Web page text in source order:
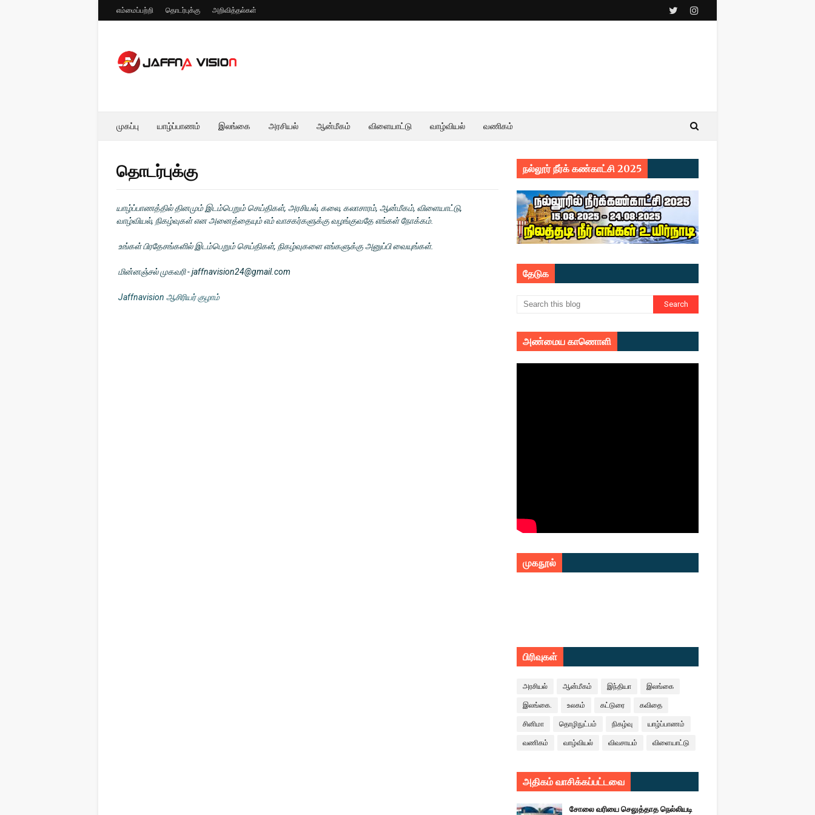
எம்மைப்பற்றி தொடர்புக்கு அறிவித்தல்கள்
முகப்பு யாழ்ப்பாணம் இலங்கை அரசியல் ஆன்மீகம் விளையாட்டு வாழ்வியல் வணிகம்
தொடர்புக்கு
யாழ்ப்பாணத்தில் தினமும் இடம்பெறும் செய்திகள், அரசியல், கலை, கலாசாரம், ஆன்மீகம், விளையாட்டு,
வாழ்வியல், நிகழ்வுகள் என அனைத்தையும் எம் வாசகர்களுக்கு வழங்குவதே எங்கள் நோக்கம்.
உங்கள் பிரதேசங்களில் இடம்பெறும் செய்திகள், நிகழ்வுகளை எங்களுக்கு அனுப்பி வையுங்கள்.
மின்னஞ்சல் முகவரி - jaffnavision24@gmail.com
Jaffnavision ஆசிரியர் குழாம்
நல்லூர் நீர்க் கண்காட்சி 2025
தேடுக
அண்மைய காணொளி
முகநூல்
பிரிவுகள்
அரசியல் ஆன்மீகம் இந்தியா இலங்கை
இலங்கை. உலகம் கட்டுரை கவிதை
சினிமா தொழிநுட்பம் நிகழ்வு யாழ்ப்பாணம்
வணிகம் வாழ்வியல் விவசாயம் விளையாட்டு
அதிகம் வாசிக்கப்பட்டவை
சோலை வரியை செலுத்தாத நெல்லியடி